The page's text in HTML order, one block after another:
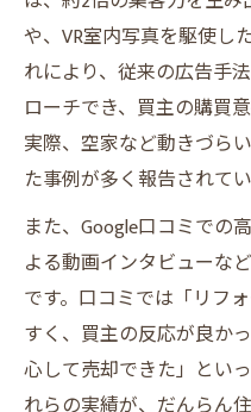
や、VR室内写真を駆使し
れにより、従来の広告手
ローチでき、買主の購買
実際、空家など動きづら
た事例が多く報告されてい
また、Google口コミでの
よる動画インタビューな
です。口コミでは「リフ
すく、買主の反応が良か
心して売却できた」とい